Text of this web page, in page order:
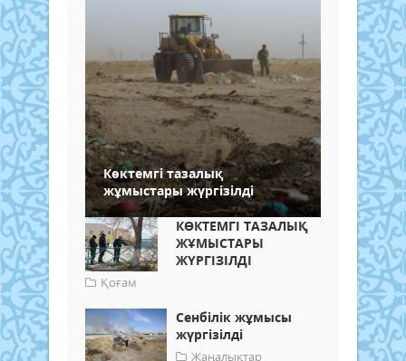
Көктемгі тазалық
жұмыстары жүргізілді
КӨКТЕМГІ ТАЗАЛЫҚ
ЖҰМЫСТАРЫ
ЖҮРГІЗІЛДІ
Қоғам
Сенбілік жұмысы
жүргізілді
Жаңалықтар